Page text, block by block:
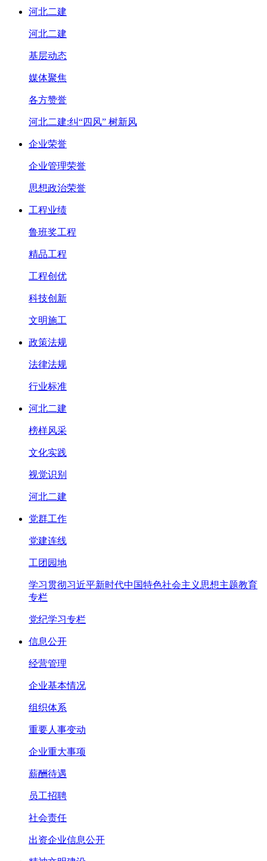
河北二建
河北二建
基层动态
媒体聚焦
各方赞誉
河北二建:纠“四风” 树新风
企业荣誉
企业管理荣誉
思想政治荣誉
工程业绩
鲁班奖工程
精品工程
工程创优
科技创新
文明施工
政策法规
法律法规
行业标准
河北二建
榜样风采
文化实践
视觉识别
河北二建
党群工作
党建连线
工团园地
学习贯彻习近平新时代中国特色社会主义思想主题教育
专栏
党纪学习专栏
信息公开
经营管理
企业基本情况
组织体系
重要人事变动
企业重大事项
薪酬待遇
员工招聘
社会责任
出资企业信息公开